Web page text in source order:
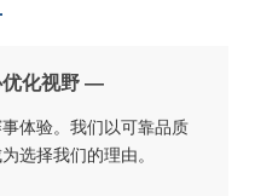
优化视野 —
体验。我们以可靠品质
选择我们的理由。